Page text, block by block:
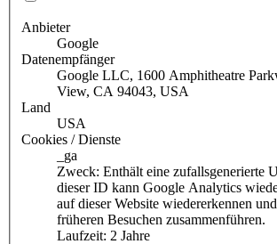
Anbieter
Google
Datenempfänger
Google LLC, 1600 Amphitheatre
View, CA 94043, USA
Land
USA
Cookies / Dienste
_ga
Zweck: Enthält eine zufallsgenerierte
dieser ID kann Google Analytics
auf dieser Website wiedererkennen
früheren Besuchen zusammenführen.
Laufzeit: 2 Jahre